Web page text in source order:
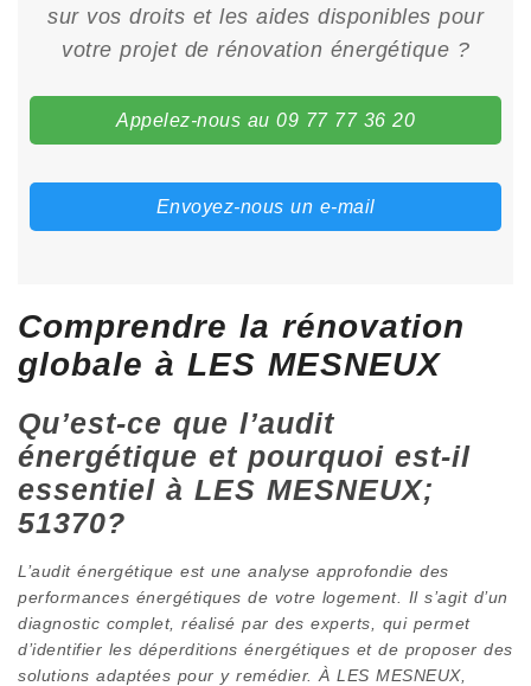
sur vos droits et les aides disponibles pour
votre projet de rénovation énergétique ?
Appelez-nous au 09 77 77 36 20
Envoyez-nous un e-mail
Comprendre la rénovation
globale à LES MESNEUX
Qu’est-ce que l’audit
énergétique et pourquoi est-il
essentiel à LES MESNEUX;
51370?
L’audit énergétique est une analyse approfondie des
performances énergétiques de votre logement. Il s’agit d’un
diagnostic complet, réalisé par des experts, qui permet
d’identifier les déperditions énergétiques et de proposer des
solutions adaptées pour y remédier. À LES MESNEUX,